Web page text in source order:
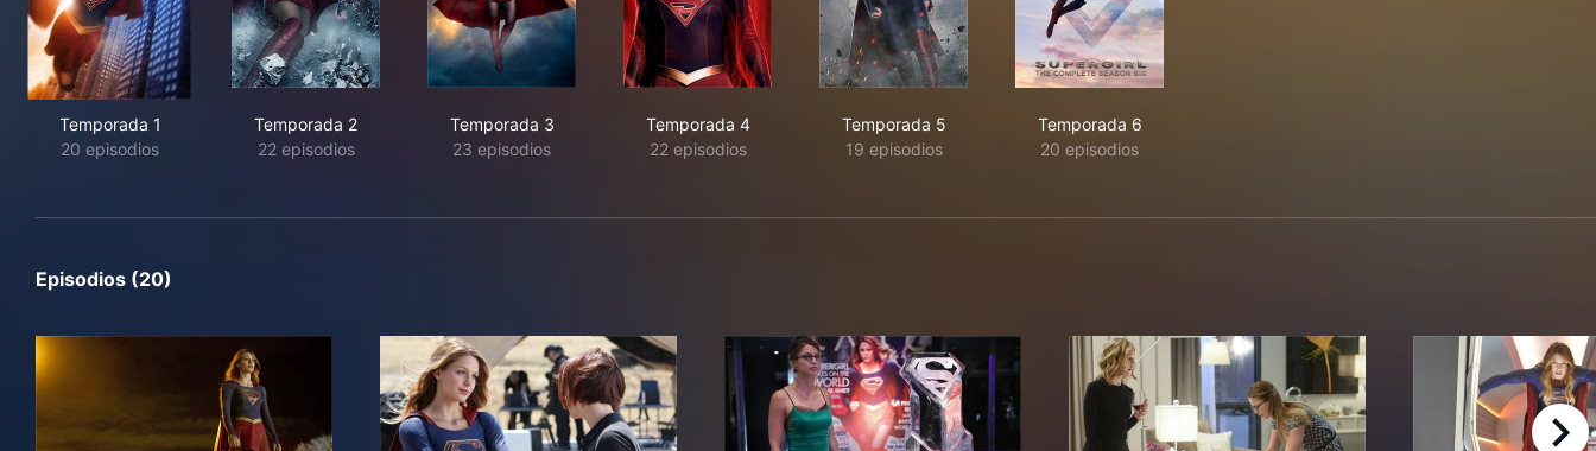
Temporada 1
20 episodios
Temporada 2
22 episodios
Temporada 3
23 episodios
Temporada 4
22 episodios
Temporada 5
19 episodios
Temporada 6
20 episodios
Episodios (20)
right